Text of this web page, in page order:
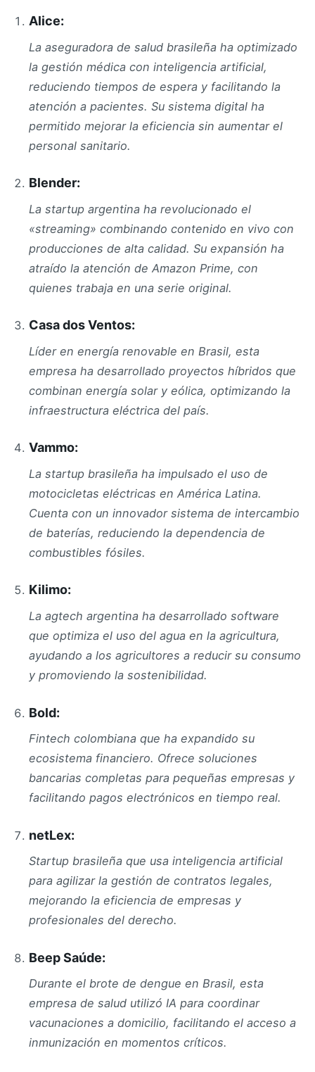
Alice:
La aseguradora de salud brasileña ha optimizado
la gestión médica con inteligencia artificial,
reduciendo tiempos de espera y facilitando la
atención a pacientes. Su sistema digital ha
permitido mejorar la eficiencia sin aumentar el
personal sanitario.
Blender:
La startup argentina ha revolucionado el
«streaming» combinando contenido en vivo con
producciones de alta calidad. Su expansión ha
atraído la atención de Amazon Prime, con
quienes trabaja en una serie original.
Casa dos Ventos:
Líder en energía renovable en Brasil, esta
empresa ha desarrollado proyectos híbridos que
combinan energía solar y eólica, optimizando la
infraestructura eléctrica del país.
Vammo:
La startup brasileña ha impulsado el uso de
motocicletas eléctricas en América Latina.
Cuenta con un innovador sistema de intercambio
de baterías, reduciendo la dependencia de
combustibles fósiles.
Kilimo:
La agtech argentina ha desarrollado software
que optimiza el uso del agua en la agricultura,
ayudando a los agricultores a reducir su consumo
y promoviendo la sostenibilidad.
Bold:
Fintech colombiana que ha expandido su
ecosistema financiero. Ofrece soluciones
bancarias completas para pequeñas empresas y
facilitando pagos electrónicos en tiempo real.
netLex:
Startup brasileña que usa inteligencia artificial
para agilizar la gestión de contratos legales,
mejorando la eficiencia de empresas y
profesionales del derecho.
Beep Saúde:
Durante el brote de dengue en Brasil, esta
empresa de salud utilizó IA para coordinar
vacunaciones a domicilio, facilitando el acceso a
inmunización en momentos críticos.